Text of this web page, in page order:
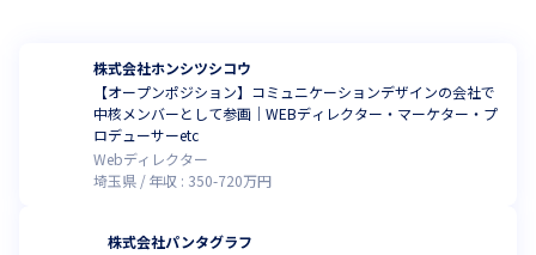
株式会社ホンシツシコウ
【オープンポジション】コミュニケーションデザインの会社で
中核メンバーとして参画｜WEBディレクター・マーケター・プ
ロデューサーetc
Webディレクター
埼玉県
年収 : 350-720万円
株式会社パンタグラフ